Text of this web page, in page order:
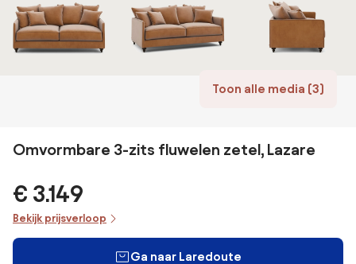
Toon alle media (3)
Omvormbare 3-zits fluwelen zetel, Lazare
€ 3.149
Bekijk prijsverloop
Ga naar Laredoute